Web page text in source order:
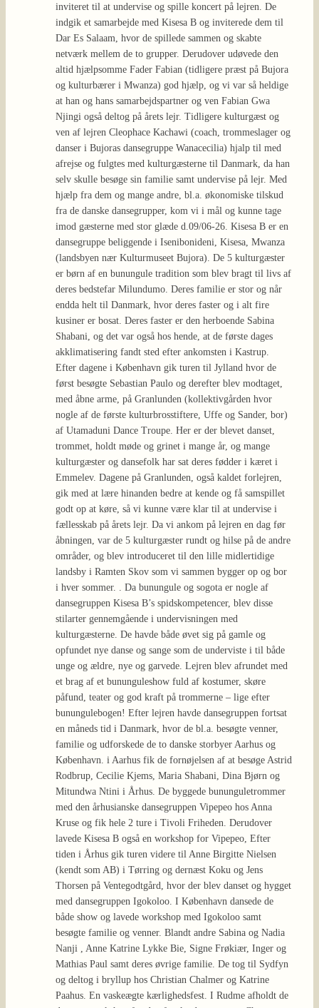
inviteret til at undervise og spille koncert på lejren. De
indgik et samarbejde med Kisesa B og inviterede dem til
Dar Es Salaam, hvor de spillede sammen og skabte
netværk mellem de to grupper. Derudover udøvede den
altid hjælpsomme Fader Fabian (tidligere præst på Bujora
og kulturbærer i Mwanza) god hjælp, og vi var så heldige
at han og hans samarbejdspartner og ven Fabian Gwa
Njingi også deltog på årets lejr. Tidligere kulturgæst og
ven af lejren Cleophace Kachawi (coach, trommeslager og
danser i Bujoras dansegruppe Wanacecilia) hjalp til med
afrejse og fulgtes med kulturgæsterne til Danmark, da han
selv skulle besøge sin familie samt undervise på lejr. Med
hjælp fra dem og mange andre, bl.a. økonomiske tilskud
fra de danske dansegrupper, kom vi i mål og kunne tage
imod gæsterne med stor glæde d.09/06-26. Kisesa B er en
dansegruppe beliggende i Isenibonideni, Kisesa, Mwanza
(landsbyen nær Kulturmuseet Bujora). De 5 kulturgæster
er børn af en bunungule tradition som blev bragt til livs af
deres bedstefar Milundumo. Deres familie er stor og når
endda helt til Danmark, hvor deres faster og i alt fire
kusiner er bosat. Deres faster er den herboende Sabina
Shabani, og det var også hos hende, at de første dages
akklimatisering fandt sted efter ankomsten i Kastrup.
Efter dagene i København gik turen til Jylland hvor de
først besøgte Sebastian Paulo og derefter blev modtaget,
med åbne arme, på Granlunden (kollektivgården hvor
nogle af de første kulturbrosstiftere, Uffe og Sander, bor)
af Utamaduni Dance Troupe. Her er der blevet danset,
trommet, holdt møde og grinet i mange år, og mange
kulturgæster og dansefolk har sat deres fødder i kæret i
Emmelev. Dagene på Granlunden, også kaldet forlejren,
gik med at lære hinanden bedre at kende og få samspillet
godt op at køre, så vi kunne være klar til at undervise i
fællesskab på årets lejr. Da vi ankom på lejren en dag før
åbningen, var de 5 kulturgæster rundt og hilse på de andre
områder, og blev introduceret til den lille midlertidige
landsby i Ramten Skov som vi sammen bygger op og bor
i hver sommer. . Da bunungule og sogota er nogle af
dansegruppen Kisesa B’s spidskompetencer, blev disse
stilarter gennemgående i undervisningen med
kulturgæsterne. De havde både øvet sig på gamle og
opfundet nye danse og sange som de underviste i til både
unge og ældre, nye og garvede. Lejren blev afrundet med
et brag af et bununguleshow fuld af kostumer, skøre
påfund, teater og god kraft på trommerne – lige efter
bunungulebogen! Efter lejren havde dansegruppen fortsat
en måneds tid i Danmark, hvor de bl.a. besøgte venner,
familie og udforskede de to danske storbyer Aarhus og
København. i Aarhus fik de fornøjelsen af at besøge Astrid
Rodbrup, Cecilie Kjems, Maria Shabani, Dina Bjørn og
Mitundwa Ntini i Århus. De byggede bununguletrommer
med den århusianske dansegruppen Vipepeo hos Anna
Kruse og fik hele 2 ture i Tivoli Friheden. Derudover
lavede Kisesa B også en workshop for Vipepeo, Efter
tiden i Århus gik turen videre til Anne Birgitte Nielsen
(kendt som AB) i Tørring og dernæst Koku og Jens
Thorsen på Ventegodtgård, hvor der blev danset og hygget
med dansegruppen Igokoloo. I København dansede de
både show og lavede workshop med Igokoloo samt
besøgte familie og venner. Blandt andre Sabina og Nadia
Nanji , Anne Katrine Lykke Bie, Signe Frøkiær, Inger og
Mathias Paul samt deres øvrige familie. De tog til Sydfyn
og deltog i bryllup hos Christian Chalmer og Katrine
Paahus. En vaskeægte kærlighedsfest. I Rudme afholdt de